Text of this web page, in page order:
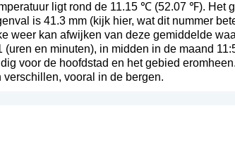
ligt rond de 11.15 ℃ (52.07 ℉). Het
is 41.3 mm (kijk hier, wat dit nummer
weer kan afwijken van deze gemiddelde
en minuten), in midden in de maand
voor de hoofdstad en het gebied
vooral in de bergen.